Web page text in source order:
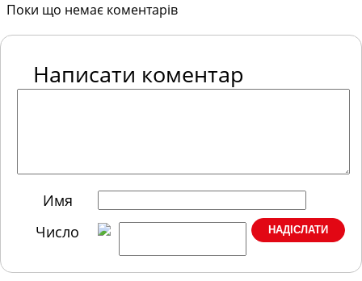
Поки що немає коментарів
Написати коментар
Имя
Число